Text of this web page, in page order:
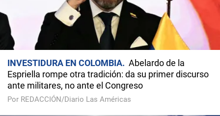
INVESTIDURA EN COLOMBIA
Abelardo de la
Espriella rompe otra tradición: da su primer discurso
ante militares, no ante el Congreso
Por REDACCIÓN/Diario Las Américas